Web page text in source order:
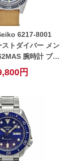
6217-8001
トダイバー メン
腕時計 ブラ
ー【中古】
円